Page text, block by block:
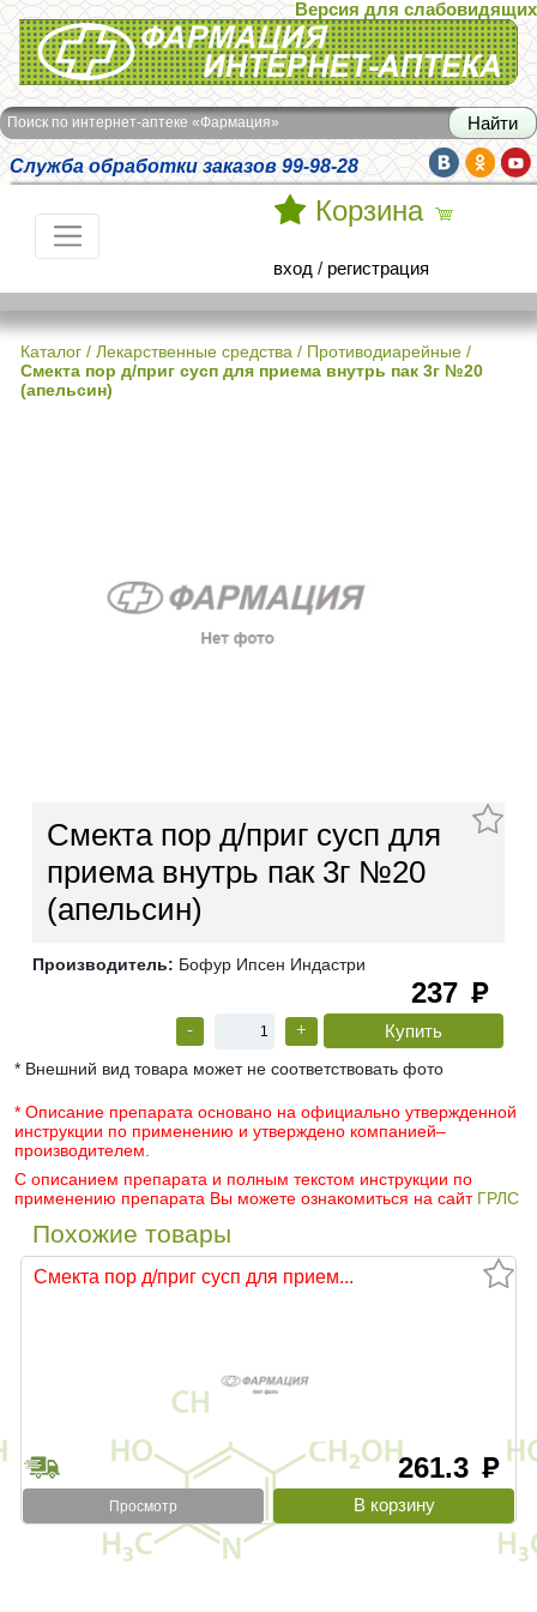
Интернет-аптека Фармация
Версия для слабовидящих
Поиск по интернет-аптеке «Фармация»
Служба обработки заказов 99-98-28
Корзина
вход / регистрация
Каталог / Лекарственные средства / Противодиарейные /
Смекта пор д/приг сусп для приема внутрь пак 3г №20
(апельсин)
Смекта пор д/приг сусп для
приема внутрь пак 3г №20
(апельсин)
Производитель: Бофур Ипсен Индастри
237 руб
- +
* Внешний вид товара может не соответствовать фото
* Описание препарата основано на официально утвержденной
инструкции по применению и утверждено компанией–
производителем.
С описанием препарата и полным текстом инструкции по
применению препарата Вы можете ознакомиться на сайт ГРЛС
Похожие товары
Смекта пор д/приг сусп для прием...
261.3 руб
Просмотр